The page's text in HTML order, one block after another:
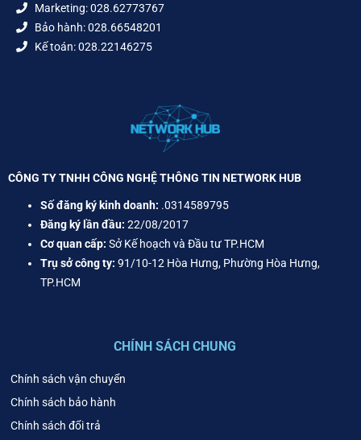
Marketing: 028.62773767
Bảo hành: 028.66548201
Kế toán: 028.22146275
CÔNG TY TNHH CÔNG NGHỆ THÔNG TIN NETWORK HUB
Số đăng ký kinh doanh: .0314589795
Đăng ký lần đầu: 22/08/2017
Cơ quan cấp: Sở Kế hoạch và Đầu tư TP.HCM
Trụ sở công ty: 91/10-12 Hòa Hưng, Phường Hòa Hưng,
TP.HCM
CHÍNH SÁCH CHUNG
Chính sách vận chuyển
Chính sách bảo hành
Chính sách đổi trả